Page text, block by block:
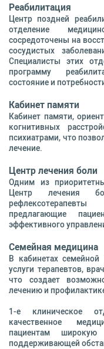
Реабилитация
Центр поздней
отделение
сосредоточены на
сосудистых
Специалисты этих
программу
состояние и
Кабинет памяти
Кабинет памяти,
когнитивных
психиатрами, что
лечение.
Центр лечения боли
Одним из
Центр лечения
рефлексотерапевты
предлагающие
эффективного
Семейная медицина
В кабинетах
услуги терапевтов,
что создает
лечению и
1-е клиническое
качественное
пациентам
поддерживающей